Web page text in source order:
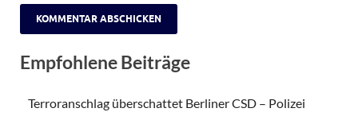
Empfohlene Beiträge
Terroranschlag überschattet Berliner CSD – Polizei